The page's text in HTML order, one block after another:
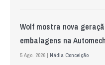
Wolf mostra nova
embalagens na
5 Ago. 2026 | Nádia Conceição